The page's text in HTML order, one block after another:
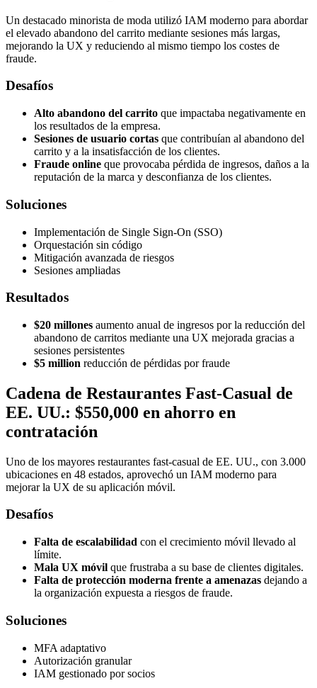
Un destacado minorista de moda utilizó IAM moderno para abordar
el elevado abandono del carrito mediante sesiones más largas,
mejorando la UX y reduciendo al mismo tiempo los costes de
fraude.
Desafíos
Alto abandono del carrito que impactaba negativamente en
los resultados de la empresa.
Sesiones de usuario cortas que contribuían al abandono del
carrito y a la insatisfacción de los clientes.
Fraude online que provocaba pérdida de ingresos, daños a la
reputación de la marca y desconfianza de los clientes.
Soluciones
Implementación de Single Sign-On (SSO)
Orquestación sin código
Mitigación avanzada de riesgos
Sesiones ampliadas
Resultados
$20 millones aumento anual de ingresos por la reducción del
abandono de carritos mediante una UX mejorada gracias a
sesiones persistentes
$5 million reducción de pérdidas por fraude
Cadena de Restaurantes Fast-Casual de
EE. UU.: $550,000 en ahorro en
contratación
Uno de los mayores restaurantes fast-casual de EE. UU., con 3.000
ubicaciones en 48 estados, aprovechó un IAM moderno para
mejorar la UX de su aplicación móvil.
Desafíos
Falta de escalabilidad con el crecimiento móvil llevado al
límite.
Mala UX móvil que frustraba a su base de clientes digitales.
Falta de protección moderna frente a amenazas dejando a
la organización expuesta a riesgos de fraude.
Soluciones
MFA adaptativo
Autorización granular
IAM gestionado por socios